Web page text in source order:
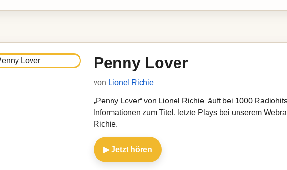
Penny Lover
von Lionel Richie
„Penny Lover“ von Lionel Richie läuft bei 1000
Informationen zum Titel, letzte Plays bei unserem
Richie.
▶ Jetzt hören